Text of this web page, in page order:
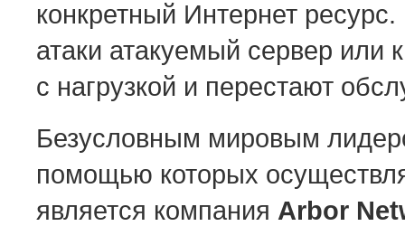
конкретный Интернет
атаки атакуемый сервер или
с нагрузкой и перестают
Безусловным мировым
помощью которых
является компания Arbor